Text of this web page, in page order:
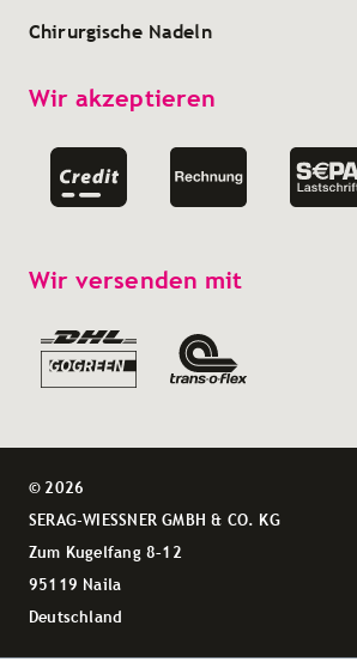
Chirurgische Nadeln
Wir akzeptieren
Wir versenden mit
© 2026
SERAG-WIESSNER GMBH & CO. KG
Zum Kugelfang 8–12
95119 Naila
Deutschland